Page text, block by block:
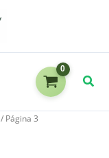
/ Página 3